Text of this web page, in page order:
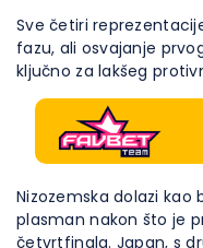
Sve četiri
fazu, ali osvajanje
ključno za lakšeg
Nizozemska dolazi
plasman nakon što je
četvrtfinala. Japan, s